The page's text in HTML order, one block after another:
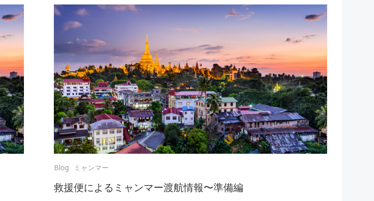
Blog ミャンマー
救援便によるミャンマー渡航情報〜準備編